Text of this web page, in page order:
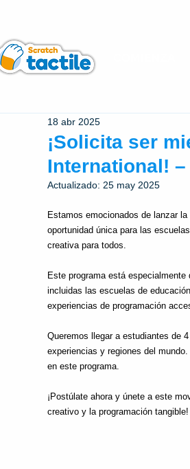
¡Solicita ser
International!
18 abr 2025
Actualizado: 25 may 2025
Estamos emocionados de lanzar la
oportunidad única para las
creativa para todos.
Este programa está
incluidas las escuelas de
experiencias de programación
Queremos llegar a estudiantes de
experiencias y regiones del
en este programa.
¡Postúlate ahora y únete a este
creativo y la programación tangible!